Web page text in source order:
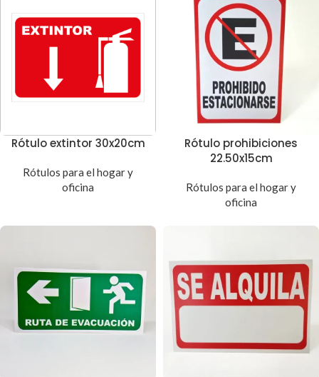
Rótulo extintor 30x20cm
Rótulos para el hogar y
oficina
Rótulo prohibiciones
22.50x15cm
Rótulos para el hogar y
oficina